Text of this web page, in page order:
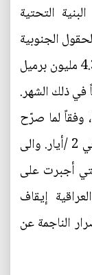
التحتية
الجنوبية
بنحو 80% في آذار الماضي، من متوسط 4.3 مليون برميل
يومياً في ذلك الشهر.
يومياً، وفقاً لما صرّح
به نائب وزير النفط العراقي، باسم محمد، في 2 /أيار. والى
أجبرت على
إيقاف
الناجمة عن